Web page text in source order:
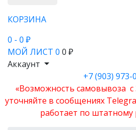
КОРЗИНА
0 - 0 ₽
МОЙ ЛИСТ 0 0 ₽
Аккаунт
+7 (903) 973-
«Возможность самовывоза с
уточняйте в сообщениях
работает по штатному